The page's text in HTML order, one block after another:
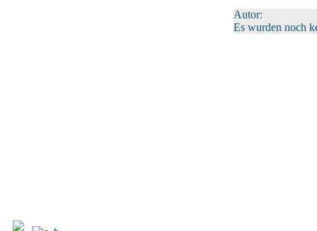
Autor:
Es wurden noch